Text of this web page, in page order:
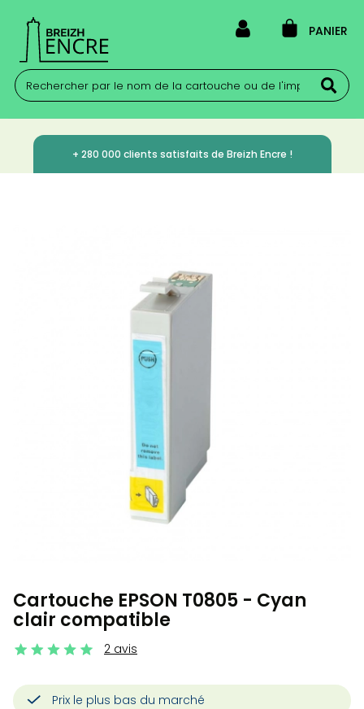
PANIER
+ 280 000 clients satisfaits de Breizh Encre !
Cartouche EPSON T0805 - Cyan
clair compatible
2 avis
Prix le plus bas du marché